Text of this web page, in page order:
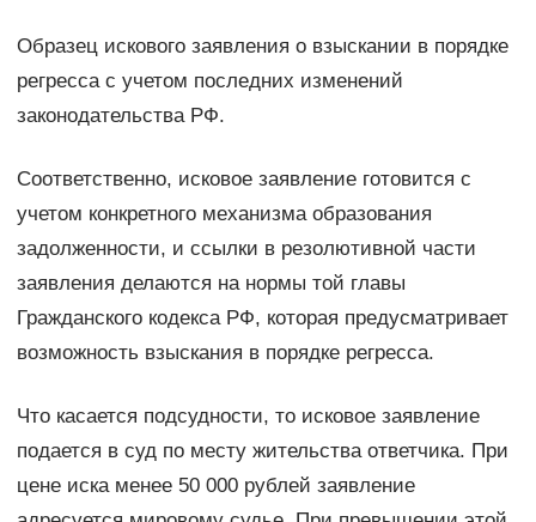
Образец искового заявления о взыскании в порядке
регресса с учетом последних изменений
законодательства РФ.
Соответственно, исковое заявление готовится с
учетом конкретного механизма образования
задолженности, и ссылки в резолютивной части
заявления делаются на нормы той главы
Гражданского кодекса РФ, которая предусматривает
возможность взыскания в порядке регресса.
Что касается подсудности, то исковое заявление
подается в суд по месту жительства ответчика. При
цене иска менее 50 000 рублей заявление